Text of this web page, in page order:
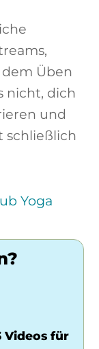
Üben
nicht, dich
und
schließlich
Videos für